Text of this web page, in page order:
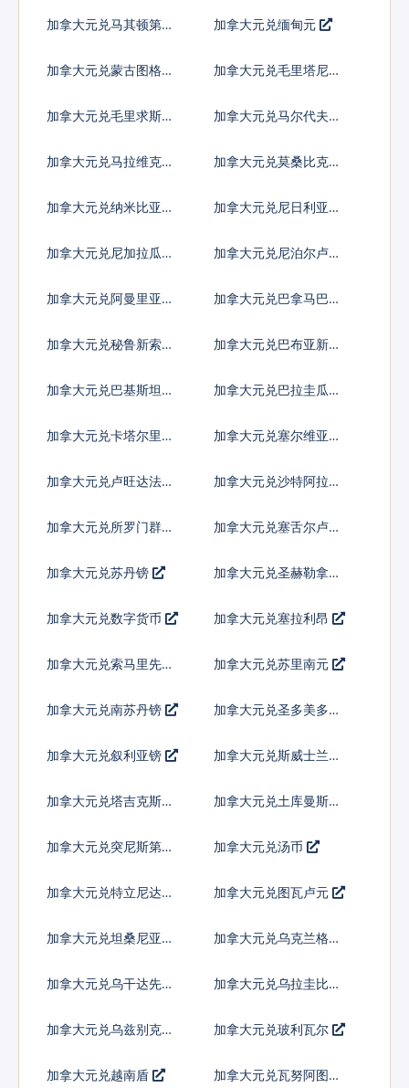
加拿大元兑马其顿第纳
加拿大元兑缅甸元
加拿大元兑蒙古图格里
加拿大元兑毛里塔尼亚
加拿大元兑毛里求斯卢
加拿大元兑马尔代夫拉
加拿大元兑马拉维克瓦
加拿大元兑莫桑比克梅
加拿大元兑纳米比亚元
加拿大元兑尼日利亚奈
加拿大元兑尼加拉瓜科
加拿大元兑尼泊尔卢比
加拿大元兑阿曼里亚尔
加拿大元兑巴拿马巴波
加拿大元兑秘鲁新索尔
加拿大元兑巴布亚新几
加拿大元兑巴基斯坦卢
加拿大元兑巴拉圭瓜拉
加拿大元兑卡塔尔里亚
加拿大元兑塞尔维亚第
加拿大元兑卢旺达法郎 加拿大元兑沙特阿拉伯
加拿大元兑所罗门群岛
加拿大元兑塞舌尔卢比
加拿大元兑苏丹镑 加拿大元兑圣赫勒拿镑
加拿大元兑数字货币 加拿大元兑塞拉利昂
加拿大元兑索马里先令 加拿大元兑苏里南元
加拿大元兑南苏丹镑
加拿大元兑圣多美多布
加拿大元兑叙利亚镑
加拿大元兑斯威士兰里
加拿大元兑塔吉克斯坦
加拿大元兑土库曼斯坦
加拿大元兑突尼斯第纳
加拿大元兑汤币
加拿大元兑特立尼达多
加拿大元兑图瓦卢元
加拿大元兑坦桑尼亚先
加拿大元兑乌克兰格里
加拿大元兑乌干达先令 加拿大元兑乌拉圭比索
加拿大元兑乌兹别克斯
加拿大元兑玻利瓦尔
加拿大元兑越南盾 加拿大元兑瓦努阿图瓦